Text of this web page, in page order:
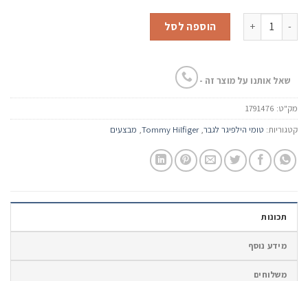
1,399.00 ₪.
385.00 ₪. כמות של שעון יד Tommy Hilfiger 1791476 הוספה לסל
שאל אותנו על מוצר זה -
מק"ט: 1791476
קטגוריות: טומי הילפיגר לגבר,
Tommy Hilfiger
, מבצעים
תכונות
מידע נוסף
משלוחים